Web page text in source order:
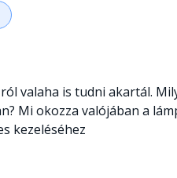
valaha is tudni akartál.
Mi okozza valójában a
kezeléséhez